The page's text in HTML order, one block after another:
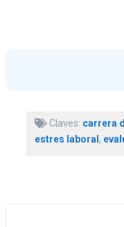
Claves: carrera
estres laboral,